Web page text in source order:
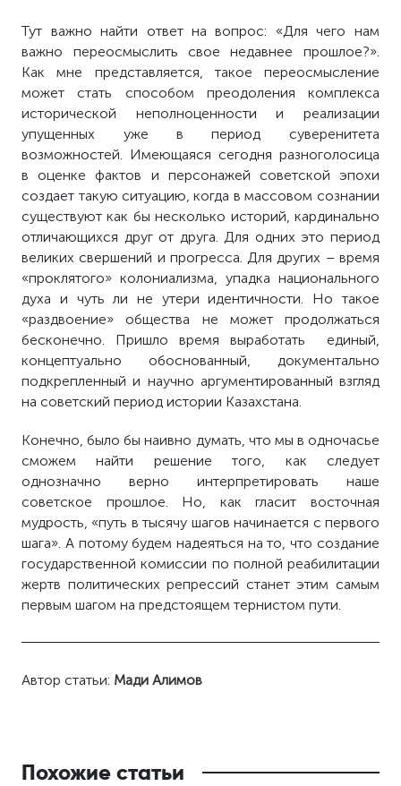
Тут важно найти ответ на вопрос: «Для чего нам
важно переосмыслить свое недавнее прошлое?».
Как мне представляется, такое переосмысление
может стать способом преодоления комплекса
исторической неполноценности и реализации
упущенных уже в период суверенитета
возможностей. Имеющаяся сегодня разноголосица
в оценке фактов и персонажей советской эпохи
создает такую ситуацию, когда в массовом сознании
существуют как бы несколько историй, кардинально
отличающихся друг от друга. Для одних это период
великих свершений и прогресса. Для других – время
«проклятого» колониализма, упадка национального
духа и чуть ли не утери идентичности. Но такое
«раздвоение» общества не может продолжаться
бесконечно. Пришло время выработать единый,
концептуально обоснованный, документально
подкрепленный и научно аргументированный взгляд
на советский период истории Казахстана.
Конечно, было бы наивно думать, что мы в одночасье
сможем найти решение того, как следует
однозначно верно интерпретировать наше
советское прошлое. Но, как гласит восточная
мудрость, «путь в тысячу шагов начинается с первого
шага». А потому будем надеяться на то, что создание
государственной комиссии по полной реабилитации
жертв политических репрессий станет этим самым
первым шагом на предстоящем тернистом пути.
Автор статьи: Мади Алимов
Похожие статьи